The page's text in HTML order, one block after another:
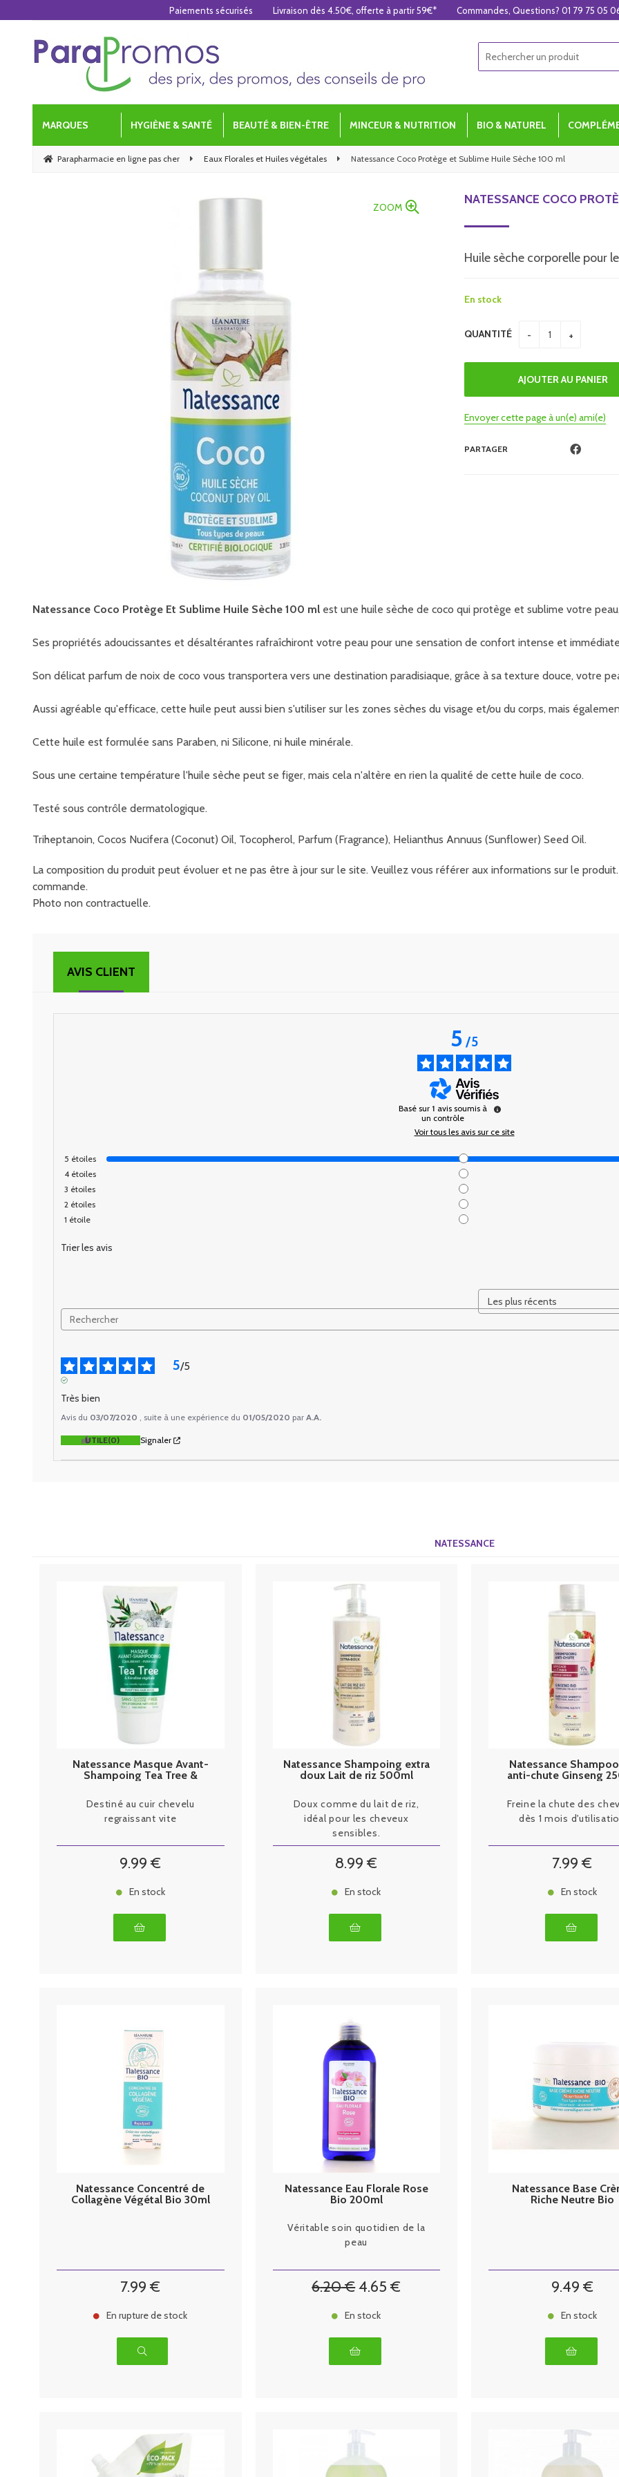
MARQUES HYGIÈNE & SANTÉ BEAUTÉ & BIEN-ÊTRE MINCEUR & NUTRITION BIO & NATUREL
Parapharmacie en ligne pas cher Eaux Florales et Huiles végétales Natessance Coco Protège et Sublime Huile Sèche 100 ml
ZOOM
NATESSANCE COCO
Huile sèche corporelle pour
En stock
QUANTITÉ
Envoyer cette page à un(e) ami(e)
PARTAGER
Natessance Coco Protège Et Sublime Huile Sèche 100 ml est une huile sèche de coco qui protège et sublime votre
Ses propriétés adoucissantes et désaltérantes rafraîchiront votre peau pour une sensation de confort intense et
Son délicat parfum de noix de coco vous transportera vers une destination paradisiaque, grâce à sa texture douce, votre
Aussi agréable qu'efficace, cette huile peut aussi bien s'utiliser sur les zones sèches du visage et/ou du corps, mais
Cette huile est formulée sans Paraben, ni Silicone, ni huile minérale.
Sous une certaine température l'huile sèche peut se figer, mais cela n'altère en rien la qualité de cette huile de coco.
Testé sous contrôle dermatologique.
Triheptanoin, Cocos Nucifera (Coconut) Oil, Tocopherol, Parfum (Fragrance), Helianthus Annuus (Sunflower) Seed Oil.
La composition du produit peut évoluer et ne pas être à jour sur le site. Veuillez vous référer aux informations sur le
commande.
Photo non contractuelle.
AVIS CLIENT
5/5
Basé sur 1 avis soumis à
un contrôle
Voir tous les avis sur ce site
5 étoiles
4 étoiles
3 étoiles
2 étoiles
1 étoile
Trier les avis
5/5
Très bien
Avis du 03/07/2020 , suite à une expérience du 01/05/2020 par A.A.
UTILE(0) Signaler
NATESSANCE
Natessance Masque Avant-
Shampoing Tea Tree &
Destiné au cuir chevelu
regraissant vite
9.99 €
En stock
Natessance Shampoing extra
doux Lait de riz 500ml
Doux comme du lait de riz,
idéal pour les cheveux
sensibles.
8.99 €
En stock
Natessance
anti-chute Ginseng
Freine la chute des
dès 1 mois
7.99 €
En stock
Natessance Concentré de
Collagène Végétal Bio 30ml
7.99 €
En rupture de stock
Natessance Eau Florale Rose
Bio 200ml
Véritable soin quotidien de la
peau
6.20€4.65 €
En stock
Natessance Base
Riche Neutre Bio
9.49 €
En stock
Paiements sécurisés Livraison dès 4.50€, offerte à partir 59€* Commandes, Questions? 01 79 75 05